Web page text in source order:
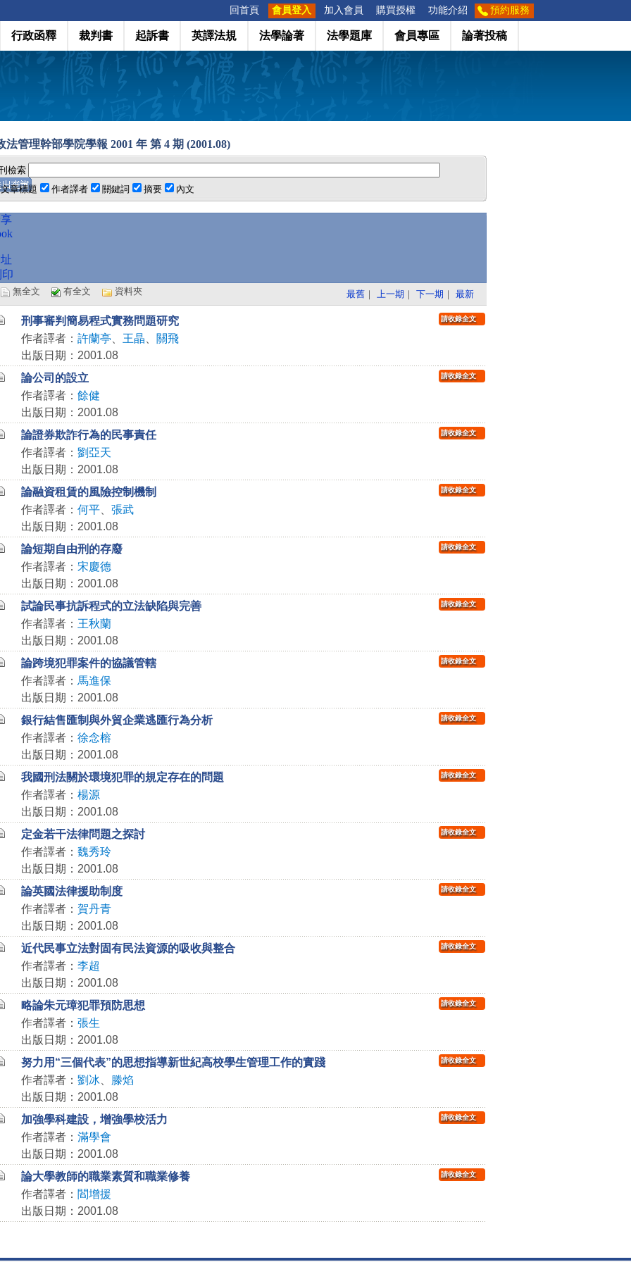
回首頁 會員登入 加入會員 購買授權 功能介紹 預約服務
行政函釋 裁判書 起訴書 英譯法規 法學論著 法學題庫 會員專區 論著投稿
法管理幹部學院學報 2001 年 第 4 期 (2001.08)
檢索
文章標題
作者譯者 關鍵詞 摘要 內文
無全文 有全文 資料夾 最舊 ｜ 上一期 ｜ 下一期 ｜ 最新
刑事審判簡易程式實務問題研究
作者譯者： 許蘭亭 王晶
關飛
出版日期：2001.08
請收錄全文
論公司的設立
作者譯者： 餘健
出版日期：2001.08
請收錄全文
論證券欺詐行為的民事責任
作者譯者： 劉亞天
出版日期：2001.08
請收錄全文
論融資租賃的風險控制機制
作者譯者： 何平、 張武
出版日期：2001.08
請收錄全文
論短期自由刑的存廢
作者譯者： 宋慶德
出版日期：2001.08
請收錄全文
試論民事抗訴程式的立法缺陷與完善
作者譯者： 王秋蘭
出版日期：2001.08
請收錄全文
論跨境犯罪案件的協議管轄
作者譯者： 馬進保
出版日期：2001.08
請收錄全文
銀行結售匯制與外貿企業逃匯行為分析
作者譯者： 徐念榕
出版日期：2001.08
請收錄全文
我國刑法關於環境犯罪的規定存在的問題
作者譯者： 楊源
出版日期：2001.08
請收錄全文
定金若干法律問題之探討
作者譯者： 魏秀玲
出版日期：2001.08
請收錄全文
論英國法律援助制度
作者譯者： 賀丹青
出版日期：2001.08
請收錄全文
近代民事立法對固有民法資源的吸收與整合
作者譯者： 李超
出版日期：2001.08
請收錄全文
略論朱元璋犯罪預防思想
作者譯者： 張生
出版日期：2001.08
請收錄全文
努力用“三個代表”的思想指導新世紀高校學生管理工作的實踐
作者譯者： 劉冰
滕焰
出版日期：2001.08
請收錄全文
加強學科建設，增強學校活力
作者譯者： 滿學會
出版日期：2001.08
請收錄全文
論大學教師的職業素質和職業修養
作者譯者： 閻增援
出版日期：2001.08
請收錄全文